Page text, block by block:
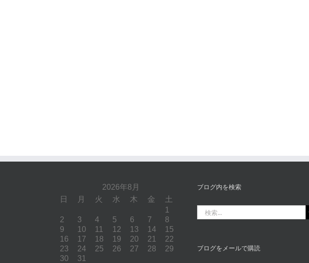
2026年8月
日 月 火 水 木 金 土
1
2
3 4 5 6 7
8
9
10 11 12 13 14
15
16
17 18 19 20 21
22
23
24 25 26 27 28
29
30
31
ブログ内を検索
索
ブログをメールで購読